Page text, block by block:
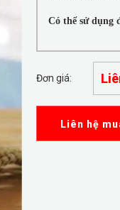
Có thể sử dụng
Đơn giá:
Liên hệ